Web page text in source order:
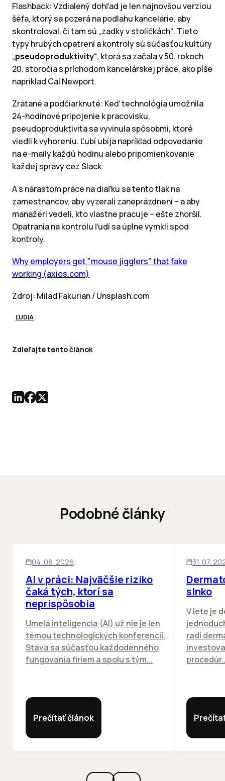
Flashback: Vzdialený dohľad je len najnovšou verziou
šéfa, ktorý sa pozerá na podlahu kancelárie, aby
skontroloval, či tam sú „zadky v stoličkách“. Tieto
typy hrubých opatrení a kontroly sú súčasťou kultúry
„pseudoproduktivity“, ktorá sa začala v 50. rokoch
20. storočia s príchodom kancelárskej práce, ako píše
napríklad Cal Newport.
Zrátané a podčiarknuté: Keď technológia umožnila
24-hodinové pripojenie k pracovisku,
pseudoproduktivita sa vyvinula spôsobmi, ktoré
viedli k vyhoreniu. Ľubí ubíja napríklad odpovedanie
na e-maily každú hodinu alebo pripomienkovanie
každej správy cez Slack.
A s nárastom práce na diaľku sa tento tlak na
zamestnancov, aby vyzerali zaneprázdnení – a aby
manažéri vedeli, kto vlastne pracuje – ešte zhoršil.
Opatrania na kontrolu ľudí sa úplne vymkli spod
kontroly.
Why employers get "mouse jigglers" that fake
working (axios.com)
Zdroj: Milad Fakurian / Unsplash.com
ĽUDIA
Zdieľajte tento článok
Podobné články
04. 08. 2026
AI v práci: Najväčšie riziko
čaká tých, ktorí sa
neprispôsobia
Umelá inteligencia (AI) už nie je len
témou technologických konferencií.
Stáva sa súčasťou každodenného
fungovania firiem a spolu s tým...
Prečítať článok
31. 07.
slnko
V lete je
radí